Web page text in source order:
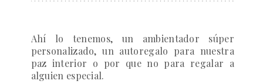
Ahí lo tenemos, un ambientador súper
personalizado, un autoregalo para nuestra
paz interior o por que no para regalar a
alguien especial.